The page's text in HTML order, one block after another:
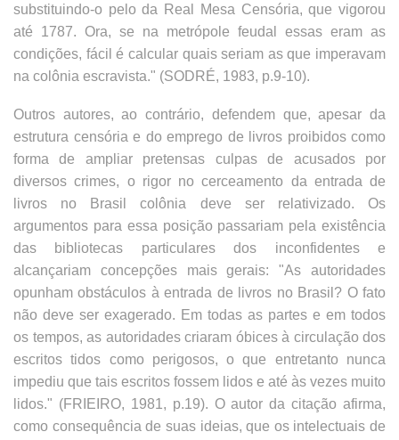
substituindo-o pelo da Real Mesa Censória, que vigorou
até 1787. Ora, se na metrópole feudal essas eram as
condições, fácil é calcular quais seriam as que imperavam
na colônia escravista." (SODRÉ, 1983, p.9-10).
Outros autores, ao contrário, defendem que, apesar da
estrutura censória e do emprego de livros proibidos como
forma de ampliar pretensas culpas de acusados por
diversos crimes, o rigor no cerceamento da entrada de
livros no Brasil colônia deve ser relativizado. Os
argumentos para essa posição passariam pela existência
das bibliotecas particulares dos inconfidentes e
alcançariam concepções mais gerais: "As autoridades
opunham obstáculos à entrada de livros no Brasil? O fato
não deve ser exagerado. Em todas as partes e em todos
os tempos, as autoridades criaram óbices à circulação dos
escritos tidos como perigosos, o que entretanto nunca
impediu que tais escritos fossem lidos e até às vezes muito
lidos." (FRIEIRO, 1981, p.19). O autor da citação afirma,
como consequência de suas ideias, que os intelectuais de